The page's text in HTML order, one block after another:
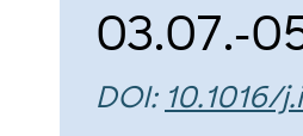
03.07.-
DOI: 10.1016/